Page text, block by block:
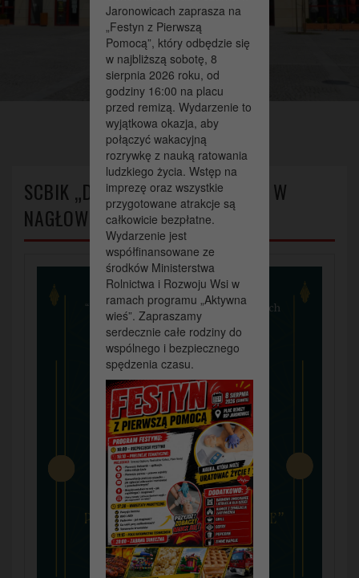
Jaronowicach zaprasza na
„Festyn z Pierwszą
Pomocą”, który odbędzie się
w najbliższą sobotę, 8
sierpnia 2026 roku, od
godziny 16:00 na placu
przed remizą. Wydarzenie to
wyjątkowa okazja, aby
połączyć wakacyjną
rozrywkę z nauką ratowania
ludzkiego życia. Wstęp na
imprezę oraz wszystkie
przygotowane atrakcje są
całkowicie bezpłatne.
Wydarzenie jest
współfinansowane ze
środków Ministerstwa
Rolnictwa i Rozwoju Wsi w
ramach programu „Aktywna
wieś”. Zapraszamy
serdecznie całe rodziny do
wspólnego i bezpiecznego
spędzenia czasu.
SCBIK „DWOREK MIKOŁAJA REJA W
NAGŁOWICACH”